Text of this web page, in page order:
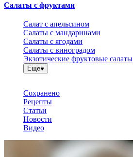
Салаты с фруктами
Салат с апельсином
Салаты с мандаринами
Салаты с ягодами
Салаты с виноградом
Экзотические фруктовые салаты
Еще
Сохранено
Рецепты
Статьи
Новости
Видео